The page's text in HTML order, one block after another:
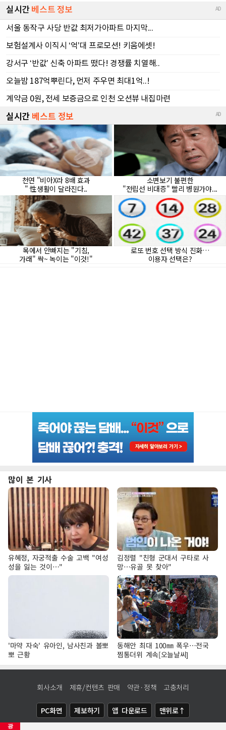
광
많이 본 기사
유혜정, 자궁적출 수술 고백 "여성
성을 잃는 것이…"
김정렬 "친형 군대서 구타로 사
망…유골 못 찾아"
'마약 자숙' 유아인, 남사친과 볼뽀
뽀 근황
동해안 최대 100㎜ 폭우…전국
찜통더위 계속[오늘날씨]
회사소개 제휴/컨텐츠 판매 약관·정책 고충처리
PC화면 제보하기 앱 다운로드 맨위로↑